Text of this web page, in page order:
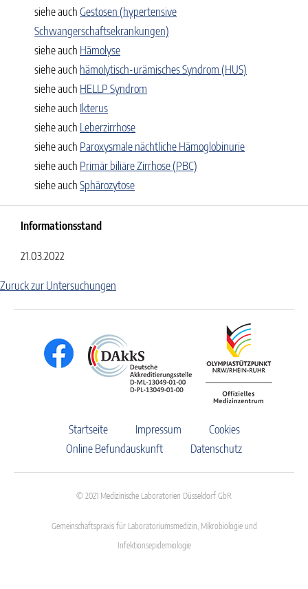
siehe auch Gestosen (hypertensive
Schwangerschaftsekrankungen)
siehe auch Hämolyse
siehe auch hämolytisch-urämisches Syndrom (HUS)
siehe auch HELLP Syndrom
siehe auch Ikterus
siehe auch Leberzirrhose
siehe auch Paroxysmale nächtliche Hämoglobinurie
siehe auch Primär biliäre Zirrhose (PBC)
siehe auch Sphärozytose
Informationsstand
21.03.2022
Zuruck zur Untersuchungen
Startseite Impressum
Cookies
Online Befundauskunft
Datenschutz
© 2021 Medizinische Laboratorien Düsseldorf GbR
Gemeinschaftspraxis für Laboratoriumsmedizin, Mikrobiologie und
Infektionsepidemiologie